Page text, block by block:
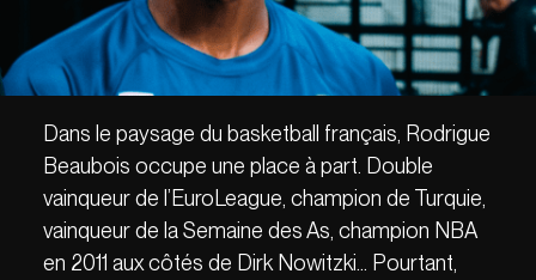
Dans le paysage du basketball français, Rodrigue
Beaubois occupe une place à part. Double
vainqueur de l’EuroLeague, champion de Turquie,
vainqueur de la Semaine des As, champion NBA
en 2011 aux côtés de Dirk Nowitzki… Pourtant,